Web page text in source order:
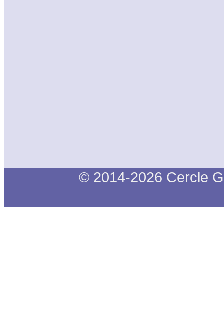
© 2014-2026 Cercle